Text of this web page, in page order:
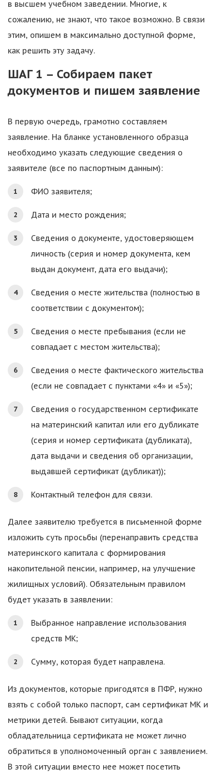
в высшем учебном заведении. Многие, к
сожалению, не знают, что такое возможно. В связи
этим, опишем в максимально доступной форме,
как решить эту задачу.
ШАГ 1 – Собираем пакет
документов и пишем заявление
В первую очередь, грамотно составляем
заявление. На бланке установленного образца
необходимо указать следующие сведения о
заявителе (все по паспортным данным):
ФИО заявителя;
Дата и место рождения;
Сведения о документе, удостоверяющем
личность (серия и номер документа, кем
выдан документ, дата его выдачи);
Сведения о месте жительства (полностью в
соответствии с документом);
Сведения о месте пребывания (если не
совпадает с местом жительства);
Сведения о месте фактического жительства
(если не совпадает с пунктами «4» и «5»);
Сведения о государственном сертификате
на материнский капитал или его дубликате
(серия и номер сертификата (дубликата),
дата выдачи и сведения об организации,
выдавшей сертификат (дубликат));
Контактный телефон для связи.
Далее заявителю требуется в письменной форме
изложить суть просьбы (перенаправить средства
материнского капитала с формирования
накопительной пенсии, например, на улучшение
жилищных условий). Обязательным правилом
будет указать в заявлении:
Выбранное направление использования
средств МК;
Сумму, которая будет направлена.
Из документов, которые пригодятся в ПФР, нужно
взять с собой только паспорт, сам сертификат МК и
метрики детей. Бывают ситуации, когда
обладательница сертификата не может лично
обратиться в уполномоченный орган с заявлением.
В этой ситуации вместо нее может посетить